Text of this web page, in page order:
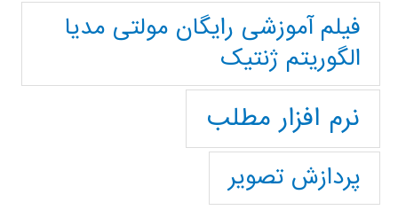
فیلم آموزشی رایگان مولتی مدیا
الگوریتم ژنتیک
نرم افزار مطلب
پردازش تصویر